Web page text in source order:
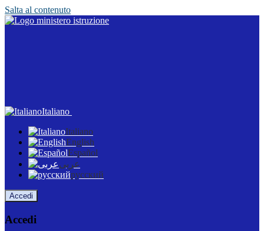
Salta al contenuto
Italiano
Italiano
English
Español
عربى
русский
Accedi
Accedi